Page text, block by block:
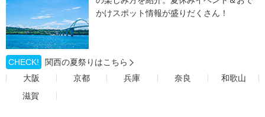
かけスポット情報が盛りだくさん！
CHECK!
関西の夏祭りはこちら
大阪
京都 兵庫 奈良
和歌山
滋賀